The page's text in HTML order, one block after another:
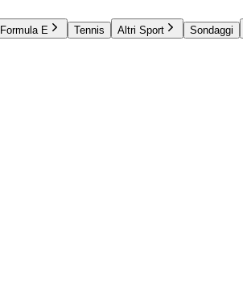
Formula E Tennis Altri Sport Sondaggi